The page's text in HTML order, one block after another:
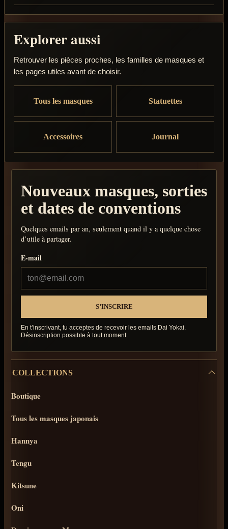
Explorer aussi
Retrouver les pièces proches, les familles de masques et
les pages utiles avant de choisir.
Tous les masques Statuettes
Accessoires Journal
Nouveaux masques, sorties
et dates de conventions
Quelques emails par an, seulement quand il y a quelque chose
d’utile à partager.
E-mail
En t’inscrivant, tu acceptes de recevoir les emails Dai Yokai.
Désinscription possible à tout moment.
COLLECTIONS
Boutique
Tous les masques japonais
Hannya
Tengu
Kitsune
Oni